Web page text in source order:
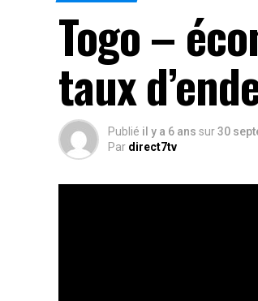
Togo –
taux
Publié il y a 6 ans sur30
Par direct7tv